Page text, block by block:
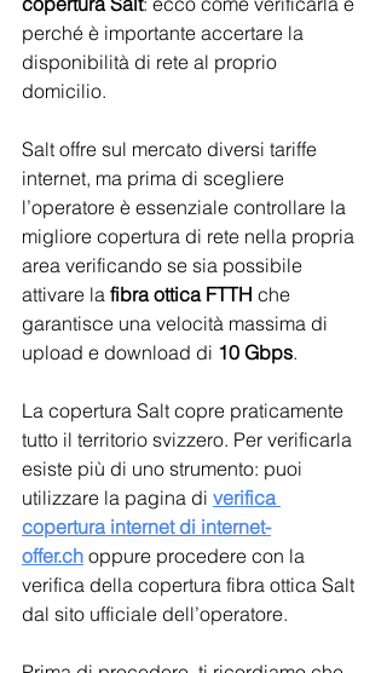
perché è importante accertare la
disponibilità di rete al proprio
domicilio.
Salt offre sul mercato diversi tariffe
internet, ma prima di scegliere
l’operatore è essenziale controllare la
migliore copertura di rete nella propria
area verificando se sia possibile
attivare la fibra ottica FTTH che
garantisce una velocità massima di
upload e download di 10 Gbps.
La copertura Salt copre praticamente
tutto il territorio svizzero. Per verificarla
esiste più di uno strumento: puoi
utilizzare la pagina di verifica
copertura internet di internet-
offer.ch oppure procedere con la
verifica della copertura fibra ottica Salt
dal sito ufficiale dell’operatore.